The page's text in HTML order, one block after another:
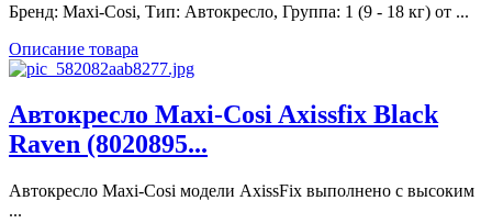
Бренд: Maxi-Cosi, Тип: Автокресло, Группа: 1 (9 - 18 кг) от ...
Описание товара
Автокресло Maxi-Cosi Axissfix Black
Raven (8020895...
Автокресло Maxi-Cosi модели AxissFix выполнено с высоким
...